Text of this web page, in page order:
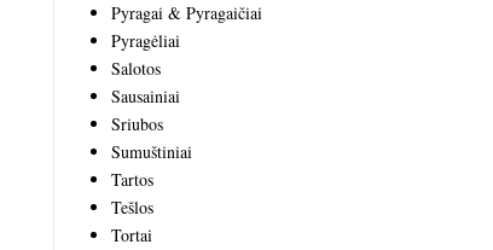
Pyragai & Pyragaičiai
Pyragėliai
Salotos
Sausainiai
Sriubos
Sumuštiniai
Tartos
Tešlos
Tortai